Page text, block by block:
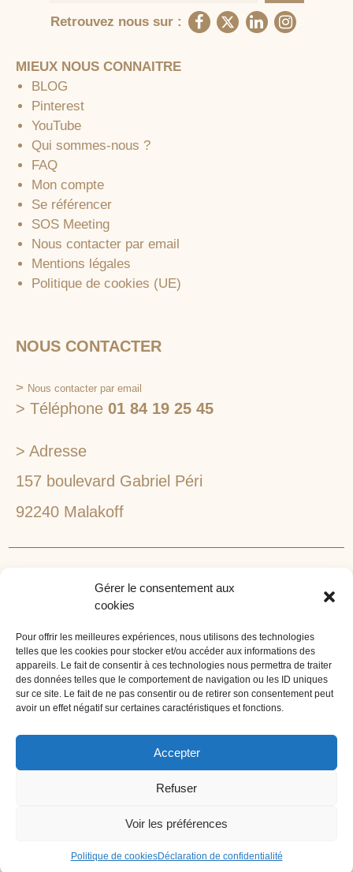
Gérer le consentement aux
cookies
Pour offrir les meilleures expériences, nous utilisons des technologies
telles que les cookies pour stocker et/ou accéder aux informations des
appareils. Le fait de consentir à ces technologies nous permettra de traiter
des données telles que le comportement de navigation ou les ID uniques
sur ce site. Le fait de ne pas consentir ou de retirer son consentement peut
avoir un effet négatif sur certaines caractéristiques et fonctions.
Accepter
Refuser
Voir les préférences
Politique de cookiesDéclaration de confidentialité
Retrouvez nous sur :
MIEUX NOUS CONNAITRE
BLOG
Pinterest
YouTube
Qui sommes-nous ?
FAQ
Mon compte
Se référencer
SOS Meeting
Nous contacter par email
Mentions légales
Politique de cookies (UE)
NOUS CONTACTER
> Nous contacter par email
> Téléphone 01 84 19 25 45
> Adresse
157 boulevard Gabriel Péri
92240 Malakoff
1lieu1salle est spécialisé dans la recherche de lieux
événements d'entreprise. 1lieu1salle recherche
gratuitement pour vous, votre lieu de séminaire idéal :
château, domaine, hôtel, lieu atypique et dans
l'environnement que vous souhaitez, en ville, au vert, au
bord d'un lac ou de la mer.
ORGANISATION DE SÉMINAIRE CLÉ EN MAIN
1lieu1salle agence événementielle est spécialisée dans
l'organisation de séminaires sur mesure. Tous types
congrès, conférence, réunion, journée d'étude, soirée de